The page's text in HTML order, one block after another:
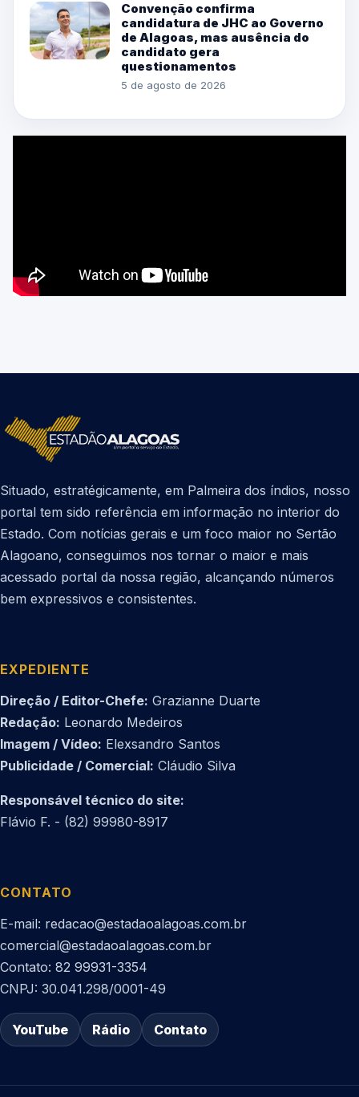
Convenção confirma
candidatura de JHC ao Governo
de Alagoas, mas ausência do
candidato gera
questionamentos
5 de agosto de 2026
Situado, estratégicamente, em Palmeira dos índios, nosso
portal tem sido referência em informação no interior do
Estado. Com notícias gerais e um foco maior no Sertão
Alagoano, conseguimos nos tornar o maior e mais
acessado portal da nossa região, alcançando números
bem expressivos e consistentes.
EXPEDIENTE
Direção / Editor-Chefe: Grazianne Duarte
Redação: Leonardo Medeiros
Imagem / Vídeo: Elexsandro Santos
Publicidade / Comercial: Cláudio Silva
Responsável técnico do site:
Flávio F. - (82) 99980-8917
CONTATO
E-mail: redacao@estadaoalagoas.com.br
comercial@estadaoalagoas.com.br
Contato: 82 99931-3354
CNPJ: 30.041.298/0001-49
YouTube Rádio Contato